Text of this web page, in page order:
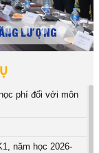
LƯỢNG
phí đối với môn
năm học 2026-